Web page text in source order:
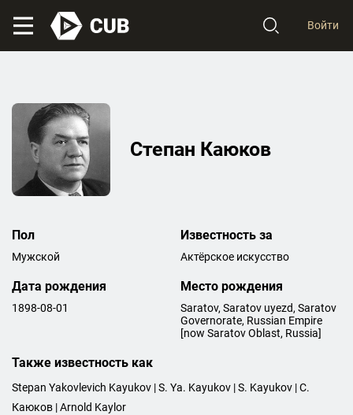
Войти
Степан Каюков
Пол
Мужской
Известность за
Актёрское искусство
Дата рождения
1898-08-01
Место рождения
Saratov, Saratov uyezd, Saratov
Governorate, Russian Empire
[now Saratov Oblast, Russia]
Также известность как
Stepan Yakovlevich Kayukov | S. Ya. Kayukov | S. Kayukov | С.
Каюков | Arnold Kaylor